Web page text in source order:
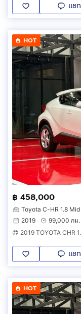
แชท
HOT
฿ 458,000
Toyota C-HR 1.8 Mid
2019
99,000 กม.
แชท
HOT